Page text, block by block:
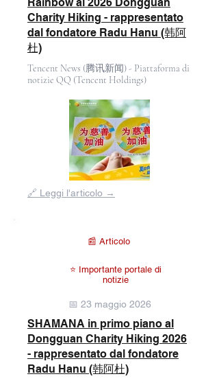
Charity Hiking - rappresentato
dal fondatore Radu Hanu (韩阿
杜)
Tencent News (腾讯新闻) - Piattaforma di
notizie QQ (Tencent Holdings)
dalla
galleria
🔗 Leggi l'articolo →
📰 Articolo
⭐ Importante portale di
notizie
📅 23 maggio 2026
SHAMANA in primo piano al
Dongguan Charity Hiking 2026
- rappresentato dal fondatore
Radu Hanu (韩阿杜)